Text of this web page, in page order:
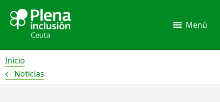
contenido
Menú
Inicio
Noticias